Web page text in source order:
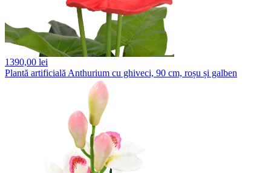
1390,00 lei
Plantă artificială Anthurium cu ghiveci, 90 cm, roșu și galben